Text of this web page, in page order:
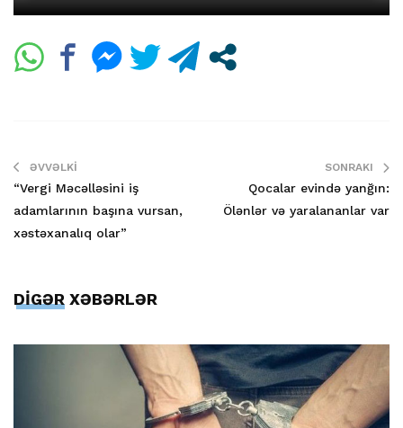
ƏVVƏLKI
“Vergi Məcəlləsini iş
adamlarının başına vursan,
xəstəxanalıq olar”
SONRAKI
Qocalar evində yanğın:
Ölənlər və yaralananlar var
DİGƏR XƏBƏRLƏR